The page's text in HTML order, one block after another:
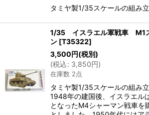
タミヤ製1/35スケールの組み立
1/35 イスラエル軍戦車 M1
ン [T35322]
3,500円(税別)
(税込: 3,850円)
在庫数 2点
タミヤ製1/35スケールの組み立
1948年の建国後、イスラエル
となったM4シャーマン戦車を